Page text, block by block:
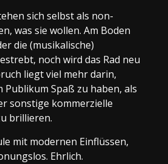
sich selbst als non-
was sie wollen. Am Boden
die (musikalische)
noch wird das Rad neu
liegt viel mehr darin,
Publikum Spaß zu haben, als
sonstige kommerzielle
brillieren.
mit modernen Einflüssen,
Ehrlich.